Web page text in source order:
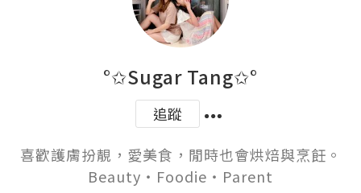
°✩Sugar Tang✩°
追蹤
喜歡護膚扮靚，愛美食，閒時也會烘焙與烹飪。
Beauty‧Foodie‧Parent